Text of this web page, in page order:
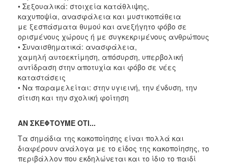
• Σεξουαλικά: στοιχεία κατάθλιψης,
καχυποψία, ανασφάλεια και μυστικοπάθεια
με ξεσπάσματα θυμού και ανεξήγητο φόβο σε
ορισμένους χώρους ή με συγκεκριμένους ανθρώπους
• Συναισθηματικά: ανασφάλεια,
χαμηλή αυτοεκτίμηση, απόσυρση, υπερβολική
αντίδραση στην αποτυχία και φόβο σε νέες
καταστάσεις
• Να παραμελείται: στην υγιεινή, την ένδυση, την
σίτιση και την σχολική φοίτηση
ΑΝ ΣΚΕΦΤΟΥΜΕ ΟΤΙ...
Τα σημάδια της κακοποίησης είναι πολλά και
διαφέρουν ανάλογα με το είδος της κακοποίησης, το
περιβάλλον που εκδηλώνεται και το ίδιο το παιδί